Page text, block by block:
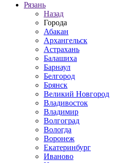
Рязань
Назад
Города
Абакан
Архангельск
Астрахань
Балашиха
Барнаул
Белгород
Брянск
Великий Новгород
Владивосток
Владимир
Волгоград
Вологда
Воронеж
Екатеринбург
Иваново